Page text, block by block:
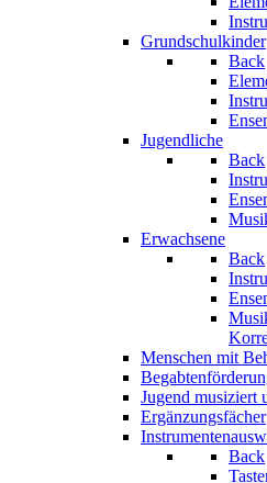
Grundschulkinder
Back
Jugendliche
Back
Erwachsene
Back
Menschen mit
Jugend musiziert
Ergänzungsfächer
Back